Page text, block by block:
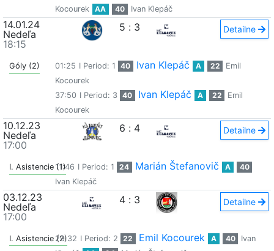
Kocourek AA 40 Ivan Klepáč
14.01.24
Nedeľa
18:15
5 : 3 Detailne
Góly (2) 01:25 I Period: 1 40 Ivan Klepáč A 22
Emil
Kocourek
37:50 I Period: 3 40 Ivan Klepáč A 22
Emil
Kocourek
10.12.23
Nedeľa
17:00
6 : 4 Detailne
I. Asistencie (1)
11:46 I Period: 1 24 Marián Štefanovič A
40
Ivan Klepáč
03.12.23
Nedeľa
17:00
4 : 3 Detailne
I. Asistencie (2)29:32 I Period: 2 22 Emil Kocourek A 40
Ivan